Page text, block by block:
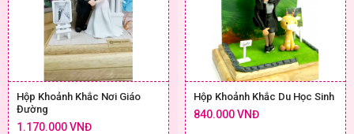
Hộp Khoảnh Khắc Nơi Giáo
Đường
1.170.000 VNĐ
Hộp Khoảnh Khắc Du Học Sinh
840.000 VNĐ